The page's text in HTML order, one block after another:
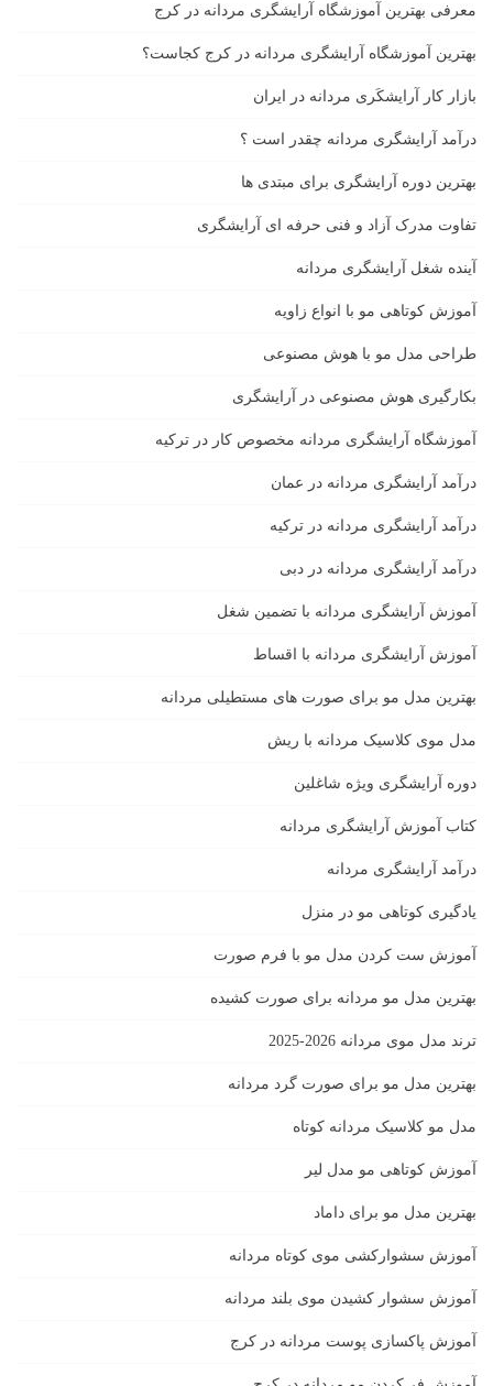
معرفی بهترین آموزشگاه آرایشگری مردانه در کرج
بهترین آموزشگاه آرایشگری مردانه در کرج کجاست؟
بازار كار آرايشكَرى مردانه در ايران
درآمد آرایشگری مردانه چقدر است ؟
بهترین دوره آرایشگری برای مبتدی ها
تفاوت مدرک آزاد و فنی حرفه ای آرایشگری
آینده شغل آرایشگری مردانه
آموزش کوتاهی مو با انواع زاویه
طراحی مدل مو با هوش مصنوعی
بکارگیری هوش مصنوعی در آرایشگری
آموزشگاه آرایشگری مردانه مخصوص کار در ترکیه
درآمد آرایشگری مردانه در عمان
درآمد آرایشگری مردانه در ترکیه
درآمد آرایشگری مردانه در دبی
آموزش آرایشگری مردانه با تضمین شغل
آموزش آرایشگری مردانه با اقساط
بهترین مدل مو برای صورت های مستطیلی مردانه
مدل موی کلاسیک مردانه با ریش
دوره آرایشگری ویژه شاغلین
کتاب آموزش آرایشگری مردانه
درآمد آرایشگری مردانه
یادگیری كوتاهى مو در منزل
آموزش ست كردن مدل مو با فرم صورت
بهترین مدل مو مردانه برای صورت کشیده
ترند مدل موی مردانه 2026-2025
بهترين مدل مو براى صورت گرد مردانه
مدل مو کلاسیک مردانه کوتاه
آموزش کوتاهی مو مدل لیر
بهترین مدل مو برای داماد
آموزش سشوارکشی موی کوتاه مردانه
آموزش سشوار کشیدن موی بلند مردانه
آموزش پاکسازی پوست مردانه در کرج